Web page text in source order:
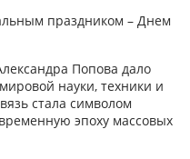
праздником – Днем
Попова дало
науки, техники и
стала символом
эпоху массовых